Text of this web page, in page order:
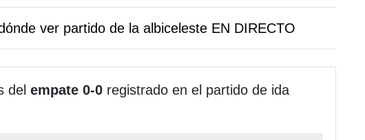
ver partido de la albiceleste EN DIRECTO
del empate 0-0 registrado en el partido de ida